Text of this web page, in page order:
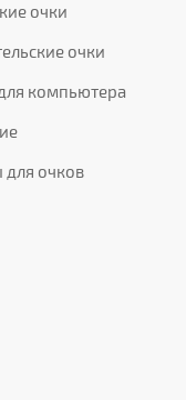
очки
очки
компьютера
для очков